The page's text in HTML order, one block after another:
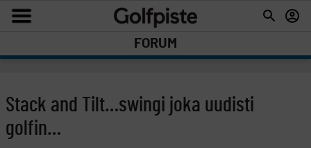
FORUM
Stack and Tilt…swingi joka uudisti
golfin…